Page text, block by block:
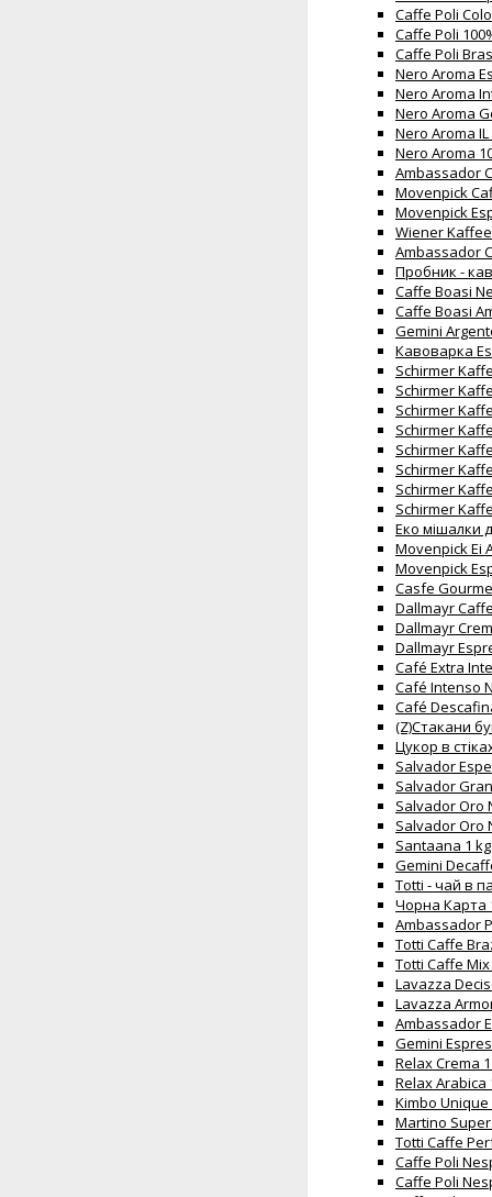
Caffe Poli
Caffe Poli
Caffe Poli
Nero Aroma
Nero Aroma
Nero Aroma
Nero Aroma
Nero Aroma
Ambassador
Movenpick
Movenpick
Wiener
Ambassador
Пробник -
Caffe Boasi
Caffe Boasi
Gemini
Кавоварка
Schirmer
Schirmer
Schirmer
Schirmer
Schirmer
Schirmer
Schirmer
Schirmer
Еко мішалки
Movenpick Ei
Movenpick
Casfe
Dallmayr
Dallmayr
Dallmayr
Café Extra
Café Intenso
Café
(Z)Стакани
Цукор в
Salvador
Salvador
Salvador Oro
Salvador Oro
Santaana 1 kg
Gemini
Totti - чай в
Чорна Карта
Ambassador
Totti Caffe
Totti Caffe Mix
Lavazza
Lavazza
Ambassador
Gemini
Relax Crema
Relax Arabica
Kimbo
Martino
Totti Caffe
Caffe Poli
Caffe Poli